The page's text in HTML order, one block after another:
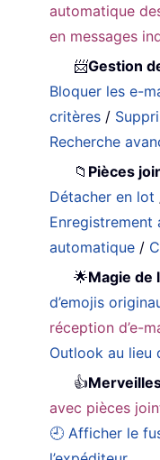
automatique
en messages
📨Gestion
Bloquer les e-
critères /
Recherche
📁 Pièces
Détacher en lot
Enregistrement
automatique /
🌟Magie de
d’emojis
réception d’e-
Outlook au lieu
👍
avec pièces
🕘 Afficher le